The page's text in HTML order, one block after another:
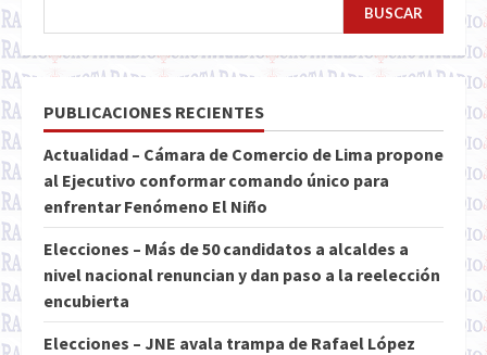
BUSCAR
PUBLICACIONES RECIENTES
Actualidad – Cámara de Comercio de Lima propone
al Ejecutivo conformar comando único para
enfrentar Fenómeno El Niño
Elecciones – Más de 50 candidatos a alcaldes a
nivel nacional renuncian y dan paso a la reelección
encubierta
Elecciones – JNE avala trampa de Rafael López